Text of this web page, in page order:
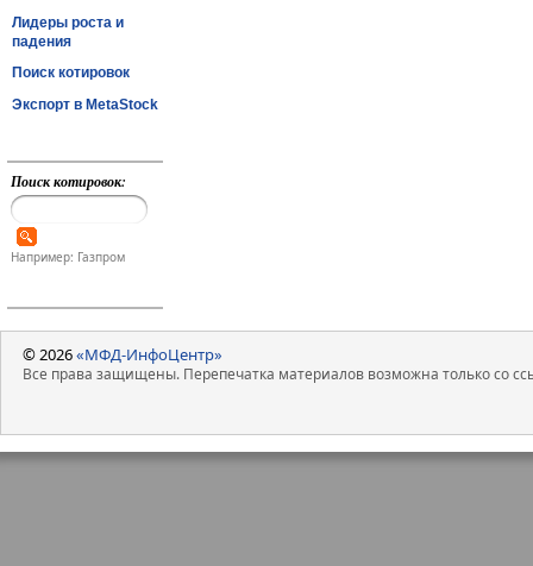
Лидеры роста и
падения
Поиск котировок
Экспорт в MetaStock
Поиск котировок:
Например: Газпром
© 2026«МФД-ИнфоЦентр»
Все права защищены. Перепечатка материалов возможна только со